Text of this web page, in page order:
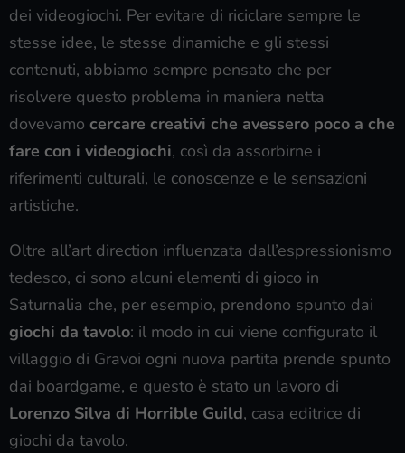
dei videogiochi. Per evitare di riciclare sempre le
stesse idee, le stesse dinamiche e gli stessi
contenuti, abbiamo sempre pensato che per
risolvere questo problema in maniera netta
dovevamo cercare creativi che avessero poco a che
fare con i videogiochi, così da assorbirne i
riferimenti culturali, le conoscenze e le sensazioni
artistiche.
Oltre all’art direction influenzata dall’espressionismo
tedesco, ci sono alcuni elementi di gioco in
Saturnalia che, per esempio, prendono spunto dai
giochi da tavolo: il modo in cui viene configurato il
villaggio di Gravoi ogni nuova partita prende spunto
dai boardgame, e questo è stato un lavoro di
Lorenzo Silva di Horrible Guild, casa editrice di
giochi da tavolo.